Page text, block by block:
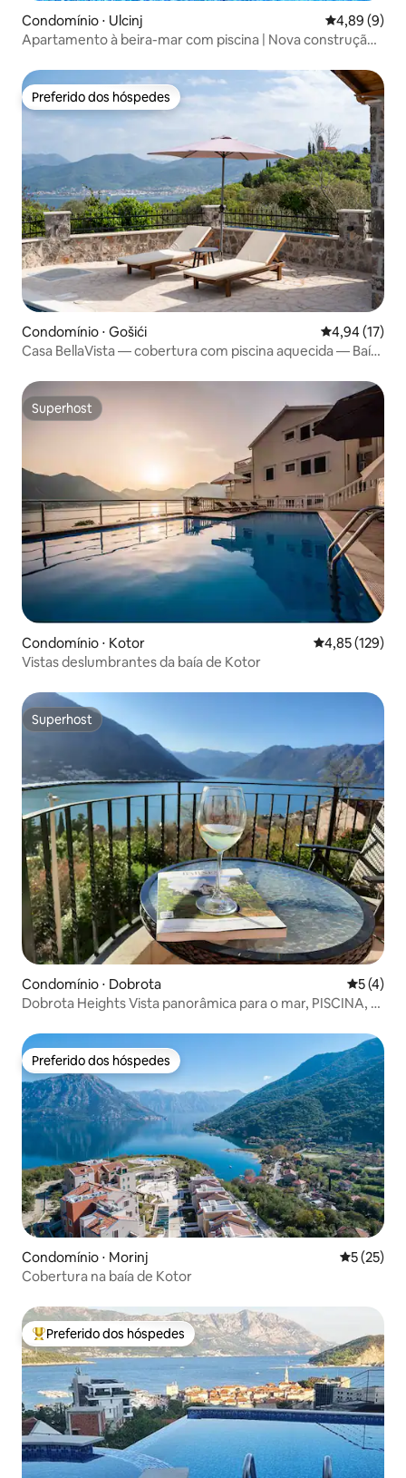
Condomínio ⋅ Ulcinj 4,89 de uma
4,89 (9)
Apartamento à beira-mar com piscina | Nova construção
Preferido dos hóspedes
Preferido dos hóspedes
Condomínio ⋅ Gošići 4,94 de uma
4,94 (17)
Casa BellaVista — cobertura com piscina aquecida — Baía
Superhost
Superhost
Condomínio ⋅ Kotor 4,85 de uma
4,85 (129)
Vistas deslumbrantes da baía de Kotor
Superhost
Superhost
Condomínio ⋅ Dobrota 5 de
5 (4)
Dobrota Heights Vista panorâmica para o mar, PISCINA, 2
Preferido dos hóspedes
Preferido dos hóspedes
Condomínio ⋅ Morinj 5 de uma
5 (25)
Cobertura na baía de Kotor
Entre os melhores preferidos dos hóspedes
Preferido dos hóspedes